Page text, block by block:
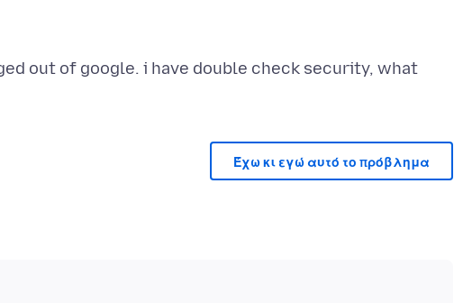
out of google. i have double check security, what
Έχω κι εγώ αυτό το πρόβλημα